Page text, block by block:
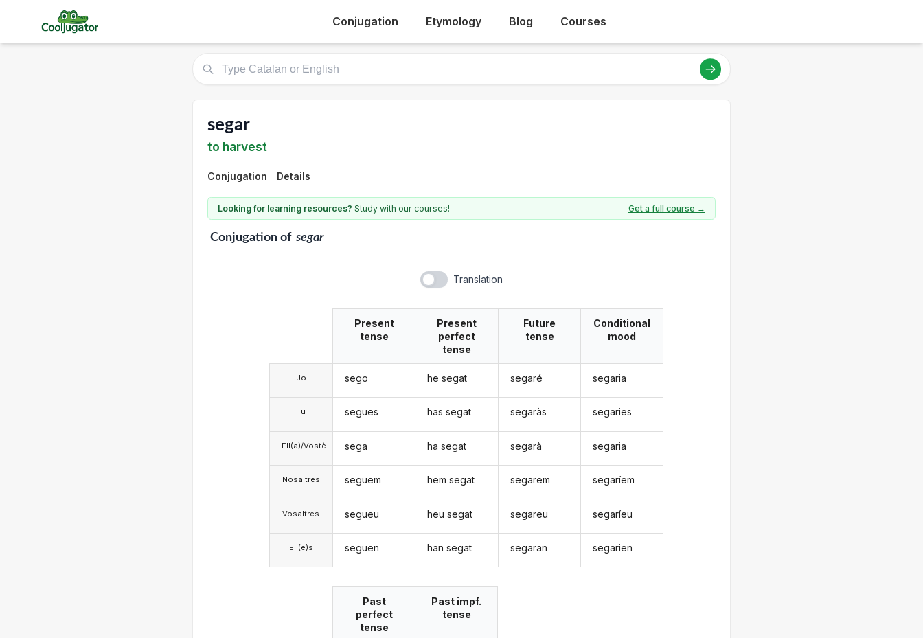
Conjugation Etymology Blog Courses
segar
to harvest
Conjugation Details
Looking for learning resources? Study with our courses! Get a full course →
Conjugationof segar
Translation
Jo
Tu
Ell(a)/Vostè
Nosaltres
Vosaltres
Ell(e)s
Present
tense
sego
segues
sega
seguem
segueu
seguen
Present
perfect
tense
he segat
has segat
ha segat
hem segat
heu segat
han segat
Future
tense
segaré
segaràs
segarà
segarem
segareu
segaran
Conditional
mood
segaria
segaries
segaria
segaríem
segaríeu
segarien
Past
perfect
tense
Past impf.
tense